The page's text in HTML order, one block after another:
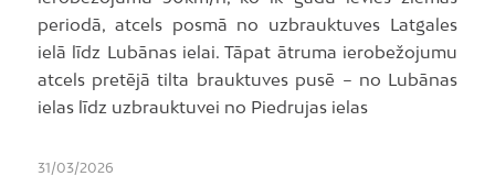
periodā, atcels posmā no uzbrauktuves Latgales
ielā līdz Lubānas ielai. Tāpat ātruma ierobežojumu
atcels pretējā tilta brauktuves pusē – no Lubānas
ielas līdz uzbrauktuvei no Piedrujas ielas
31/03/2026